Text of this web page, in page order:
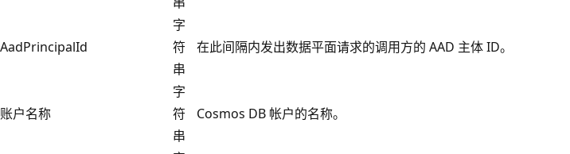
AadPrincipalId
字
符
串
在此间隔内发出数据平面请求的调用方的 AAD 主体 ID。
账户名称
字
符
串
Cosmos DB 帐户的名称。